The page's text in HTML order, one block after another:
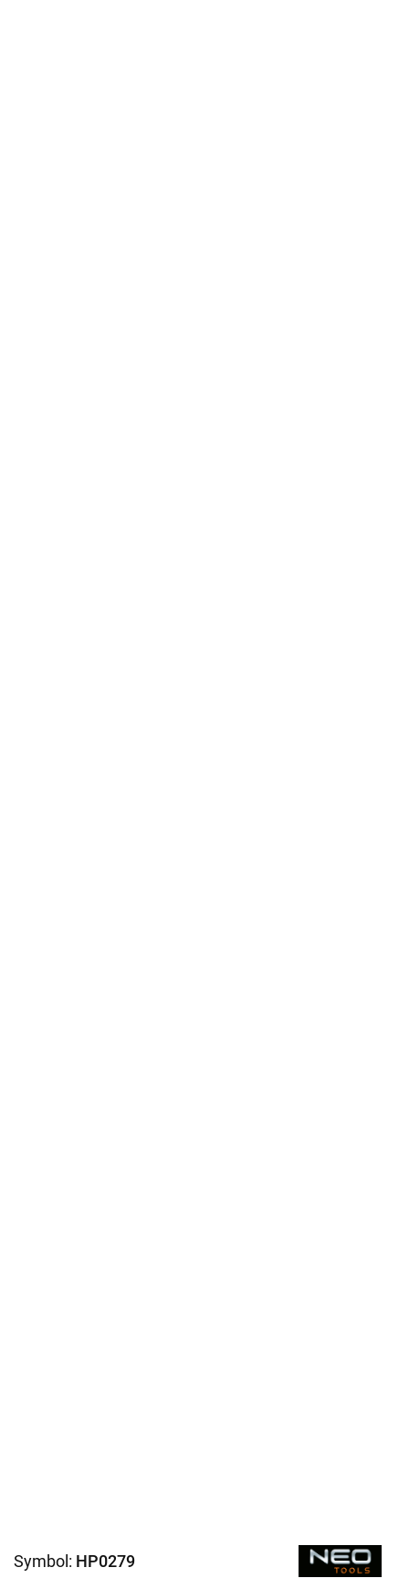
Symbol: HP0279